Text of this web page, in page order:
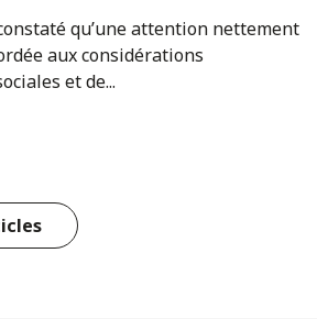
qu’une attention nettement
aux considérations
et de...